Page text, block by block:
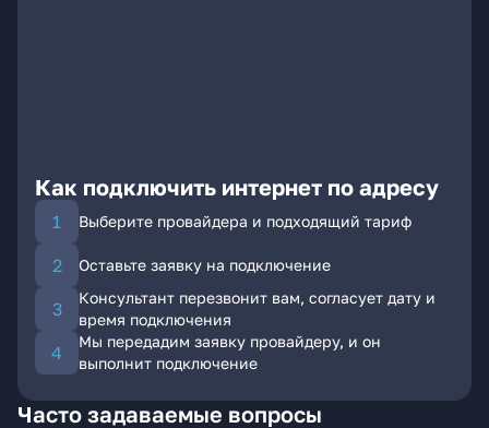
Как подключить интернет по адресу
Выберите провайдера и подходящий тариф
Оставьте заявку на подключение
Консультант перезвонит вам, согласует дату и
время подключения
Мы передадим заявку провайдеру, и он
выполнит подключение
Часто задаваемые вопросы